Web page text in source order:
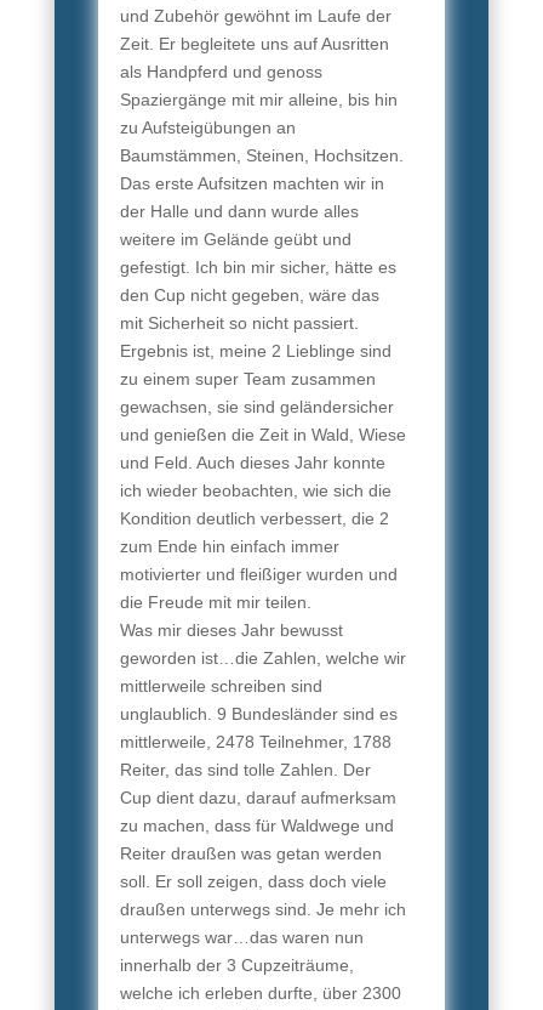
und Zubehör gewöhnt im Laufe der
Zeit. Er begleitete uns auf Ausritten
als Handpferd und genoss
Spaziergänge mit mir alleine, bis hin
zu Aufsteigübungen an
Baumstämmen, Steinen, Hochsitzen.
Das erste Aufsitzen machten wir in
der Halle und dann wurde alles
weitere im Gelände geübt und
gefestigt. Ich bin mir sicher, hätte es
den Cup nicht gegeben, wäre das
mit Sicherheit so nicht passiert.
Ergebnis ist, meine 2 Lieblinge sind
zu einem super Team zusammen
gewachsen, sie sind geländersicher
und genießen die Zeit in Wald, Wiese
und Feld. Auch dieses Jahr konnte
ich wieder beobachten, wie sich die
Kondition deutlich verbessert, die 2
zum Ende hin einfach immer
motivierter und fleißiger wurden und
die Freude mit mir teilen.
Was mir dieses Jahr bewusst
geworden ist…die Zahlen, welche wir
mittlerweile schreiben sind
unglaublich. 9 Bundesländer sind es
mittlerweile, 2478 Teilnehmer, 1788
Reiter, das sind tolle Zahlen. Der
Cup dient dazu, darauf aufmerksam
zu machen, dass für Waldwege und
Reiter draußen was getan werden
soll. Er soll zeigen, dass doch viele
draußen unterwegs sind. Je mehr ich
unterwegs war…das waren nun
innerhalb der 3 Cupzeiträume,
welche ich erleben durfte, über 2300